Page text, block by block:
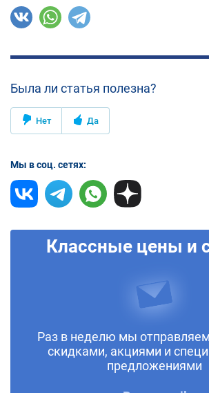
Была ли статья полезна?
Нет Да
Мы в соц. сетях:
Классные цены и
Раз в неделю мы
скидками, акциями и
предложениями